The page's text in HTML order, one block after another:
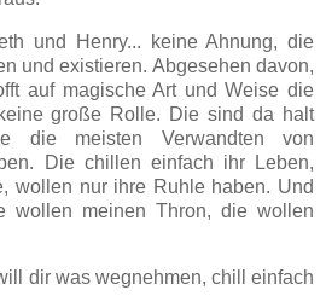
und Henry... keine Ahnung, die
und existieren. Abgesehen davon,
auf magische Art und Weise die
große Rolle. Die sind da halt
die meisten Verwandten von
Die chillen einfach ihr Leben,
wollen nur ihre Ruhle haben. Und
wollen meinen Thron, die wollen
dir was wegnehmen, chill einfach